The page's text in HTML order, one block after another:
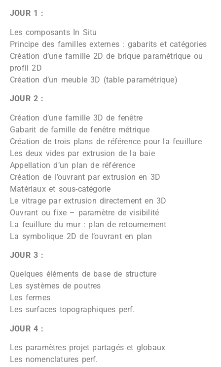
JOUR 1 :
Les composants In Situ
Principe des familles externes : gabarits et catégories
Création d’une famille 2D de brique paramétrique ou
profil 2D
Création d’un meuble 3D (table paramétrique)
JOUR 2 :
Création d’une famille 3D de fenêtre
Gabarit de famille de fenêtre métrique
Création de trois plans de référence pour la feuillure
Les deux vides par extrusion de la baie
Appellation d’un plan de référence
Création de l’ouvrant par extrusion en 3D
Matériaux et sous-catégorie
Le vitrage par extrusion directement en 3D
Ouvrant ou fixe – paramètre de visibilité
La feuillure du mur : plan de retournement
La symbolique 2D de l’ouvrant en plan
JOUR 3 :
Quelques éléments de base de structure
Les systèmes de poutres
Les fermes
Les surfaces topographiques perf.
JOUR 4 :
Les paramètres projet partagés et globaux
Les nomenclatures perf.